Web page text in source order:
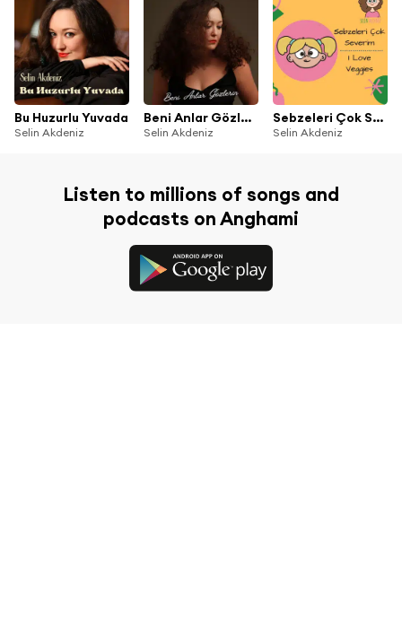
Bu Huzurlu Yuvada
Selin Akdeniz
Beni Anlar Gözlerin
Selin Akdeniz
Sebzeleri Çok Severim
Selin Akdeniz
Listen to millions of songs and
podcasts on Anghami